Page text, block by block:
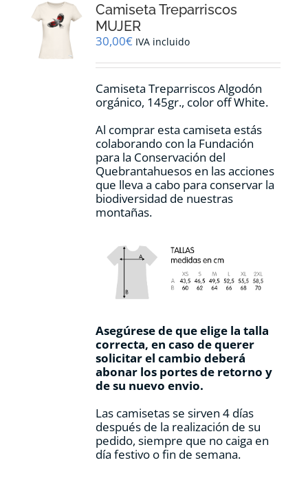
se
elegir
la
de
producto
Camiseta Treparriscos
MUJER
30,00€ IVA incluido
Camiseta Treparriscos Algodón
orgánico, 145gr., color off White.
Al comprar esta camiseta estás
colaborando con la Fundación
para la Conservación del
Quebrantahuesos en las acciones
que lleva a cabo para conservar la
biodiversidad de nuestras
montañas.
Asegúrese de que elige la talla
correcta, en caso de querer
solicitar el cambio deberá
abonar los portes de retorno y
de su nuevo envio.
Las camisetas se sirven 4 días
después de la realización de su
pedido, siempre que no caiga en
día festivo o fin de semana.